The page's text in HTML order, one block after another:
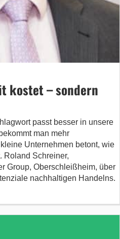
kostet – sondern
passt besser in unsere
man mehr
Unternehmen betont, wie
Roland Schreiner,
Group, Oberschleißheim, über
nachhaltigen Handelns.